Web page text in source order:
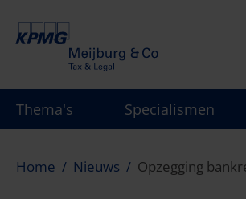
gaan
Thema's Specialismen
Home Nieuws Opzegging